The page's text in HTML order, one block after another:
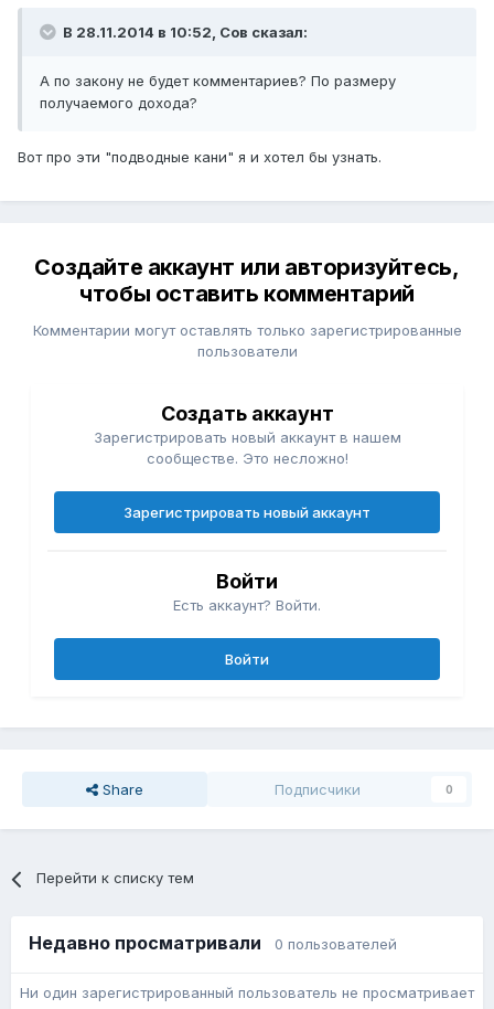
В 28.11.2014 в 10:52, Сов сказал:
А по закону не будет комментариев? По размеру
получаемого дохода?
Вот про эти "подводные кани" я и хотел бы узнать.
Создайте аккаунт или авторизуйтесь,
чтобы оставить комментарий
Комментарии могут оставлять только зарегистрированные
пользователи
Создать аккаунт
Зарегистрировать новый аккаунт в нашем
сообществе. Это несложно!
Зарегистрировать новый аккаунт
Войти
Есть аккаунт? Войти.
Войти
Share Подписчики 0
Перейти к списку тем
Недавно просматривали 0 пользователей
Ни один зарегистрированный пользователь не просматривает